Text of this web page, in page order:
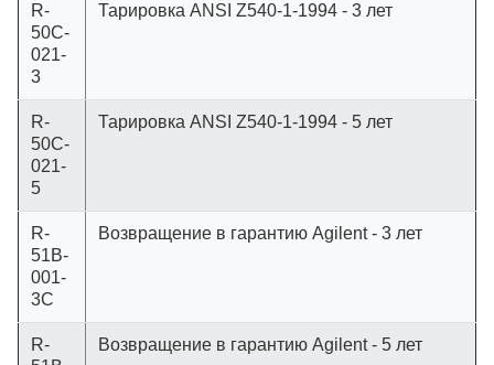
R-
50C-
021-
3
Тарировка ANSI Z540-1-1994 - 3 лет
R-
50C-
021-
5
Тарировка ANSI Z540-1-1994 - 5 лет
R-
51B-
001-
3C
Возвращение в гарантию Agilent - 3 лет
R-
Возвращение в гарантию Agilent - 5 лет